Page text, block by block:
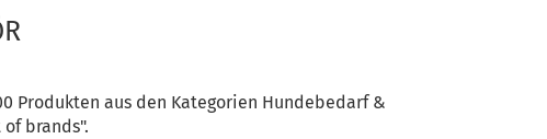
Produkten aus den Kategorien Hundebedarf &
brands".